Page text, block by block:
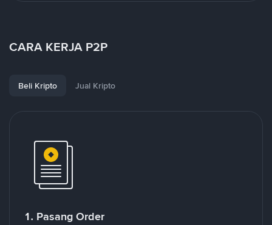
CARA KERJA P2P
Beli Kripto Jual Kripto
1. Pasang Order